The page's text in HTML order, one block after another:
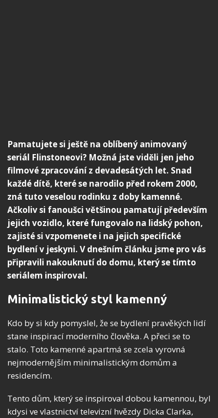
Pamatujete si ještě na oblíbený animovaný
seriál Flinstoneovi? Možná jste viděli jen jeho
filmové zpracování z devadesátých let. Snad
každé dítě, které se narodilo před rokem 2000,
zná tuto veselou rodinku z doby kamenné.
Ačkoliv si fanoušci většinou pamatují především
jejich vozidlo, které fungovalo na lidský pohon,
zajisté si vzpomenete i na jejich specifické
bydlení v jeskyni. V dnešním článku jsme pro vás
připravili nakouknutí do domu, který se tímto
seriálem inspiroval.
Minimalistický styl kamenný
Kdo by si kdy pomyslel, že se bydlení pravěkých lidí
stane inspirací moderního člověka. A přeci se to
stalo. Toto kamenné apartmá se zcela vyrovná
nejmodernějším minimalistickým domům a
residencím.
Tento dům, který se inspiroval dobou kamennou, byl
kdysi ve vlastnictví televizní hvězdy Dicka Clarka,